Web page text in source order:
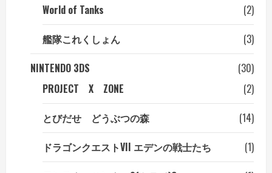
World of Tanks
(2)
艦隊これくしょん
(3)
NINTENDO 3DS
(30)
PROJECT X ZONE
(2)
とびだせ どうぶつの森
(14)
ドラゴンクエストVII エデンの戦士たち
(1)